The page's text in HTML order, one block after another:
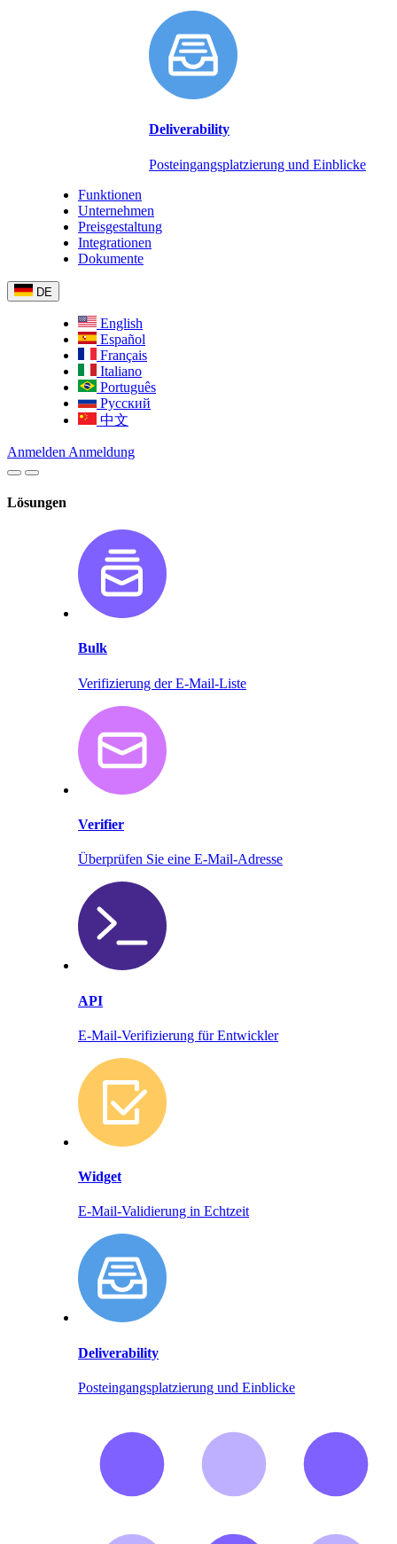
Deliverability
Posteingangsplatzierung und Einblicke
Funktionen
Unternehmen
Preisgestaltung
Integrationen
Dokumente
DE
English
Español
Français
Italiano
Português
Русский
中文
Anmelden Anmeldung
Lösungen
Bulk
Verifizierung der E-Mail-Liste
Verifier
Überprüfen Sie eine E-Mail-Adresse
API
E-Mail-Verifizierung für Entwickler
Widget
E-Mail-Validierung in Echtzeit
Deliverability
Posteingangsplatzierung und Einblicke